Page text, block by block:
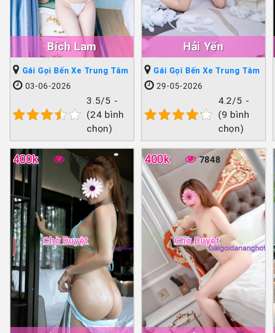
Bích Lam
Gái Gọi Bến Xe Trung Tâm
03-06-2026
3.5/5 -
(24 bình
chọn)
Hải Yến
Gái Gọi Bến Xe Trung Tâm
29-05-2026
4.2/5 -
(9 bình
chọn)
400k 8150
Chờ Duyệt
400k 7848
Chờ Duyệt